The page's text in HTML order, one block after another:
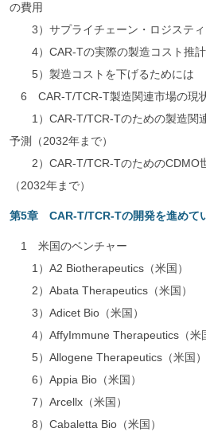
の費用
3）サプライチェーン・ロジスティ
4）CAR-Tの実際の製造コスト推計
5）製造コストを下げるためには
6 CAR-T/TCR-T製造関連市場の現
1）CAR-T/TCR-Tのための製造関
予測（2032年まで）
2）CAR-T/TCR-TのためのCDMO
（2032年まで）
第5章 CAR-T/TCR-Tの開発を進めて
1 米国のベンチャー
1）A2 Biotherapeutics（米国）
2）Abata Therapeutics（米国）
3）Adicet Bio（米国）
4）AffyImmune Therapeutics（米
5）Allogene Therapeutics（米国）
6）Appia Bio（米国）
7）Arcellx（米国）
8）Cabaletta Bio（米国）